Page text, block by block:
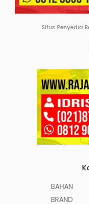
Situs Penyedia
BAHAN
BRAND